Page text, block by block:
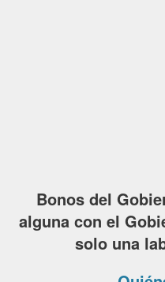
Bonos del
alguna con el
solo una